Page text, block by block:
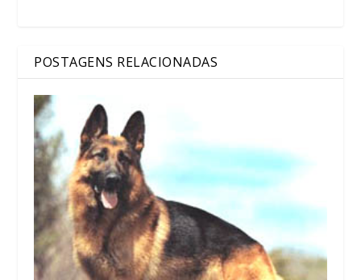
POSTAGENS RELACIONADAS